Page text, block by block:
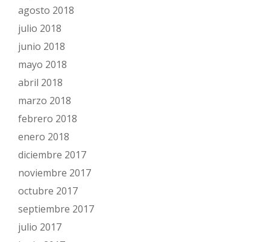
agosto 2018
julio 2018
junio 2018
mayo 2018
abril 2018
marzo 2018
febrero 2018
enero 2018
diciembre 2017
noviembre 2017
octubre 2017
septiembre 2017
julio 2017